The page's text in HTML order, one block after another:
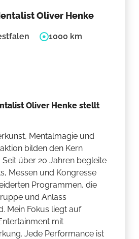
Oliver Henke
1000 km
Oliver Henke stellt
Mentalmagie und
bilden den Kern
über 20 Jahren begleite
Messen und Kongresse
Programmen, die
und Anlass
Mein Fokus liegt auf
mit
Jede Performance ist